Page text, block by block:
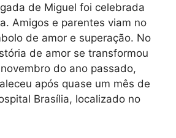
de Miguel foi celebrada
Amigos e parentes viam no
de amor e superação. No
de amor se transformou
do ano passado,
após quase um mês de
Brasília, localizado no